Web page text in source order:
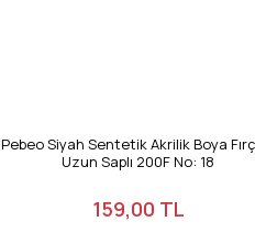
Pebeo Siyah Sentetik Akrilik Boya
Uzun Saplı 200F No: 18
159,00 TL